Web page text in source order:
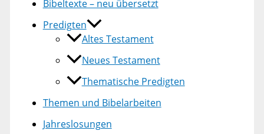
Bibeltexte – neu übersetzt
Predigten
Altes Testament
Neues Testament
Thematische Predigten
Themen und Bibelarbeiten
Jahreslosungen